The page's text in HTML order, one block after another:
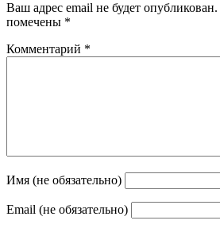
Ваш адрес email не будет опубликован.
помечены *
Комментарий *
Имя (не обязательно)
Email (не обязательно)